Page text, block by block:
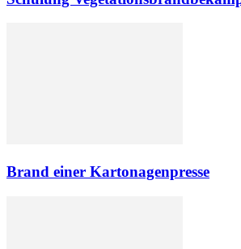
Brand einer Kartonagenpresse